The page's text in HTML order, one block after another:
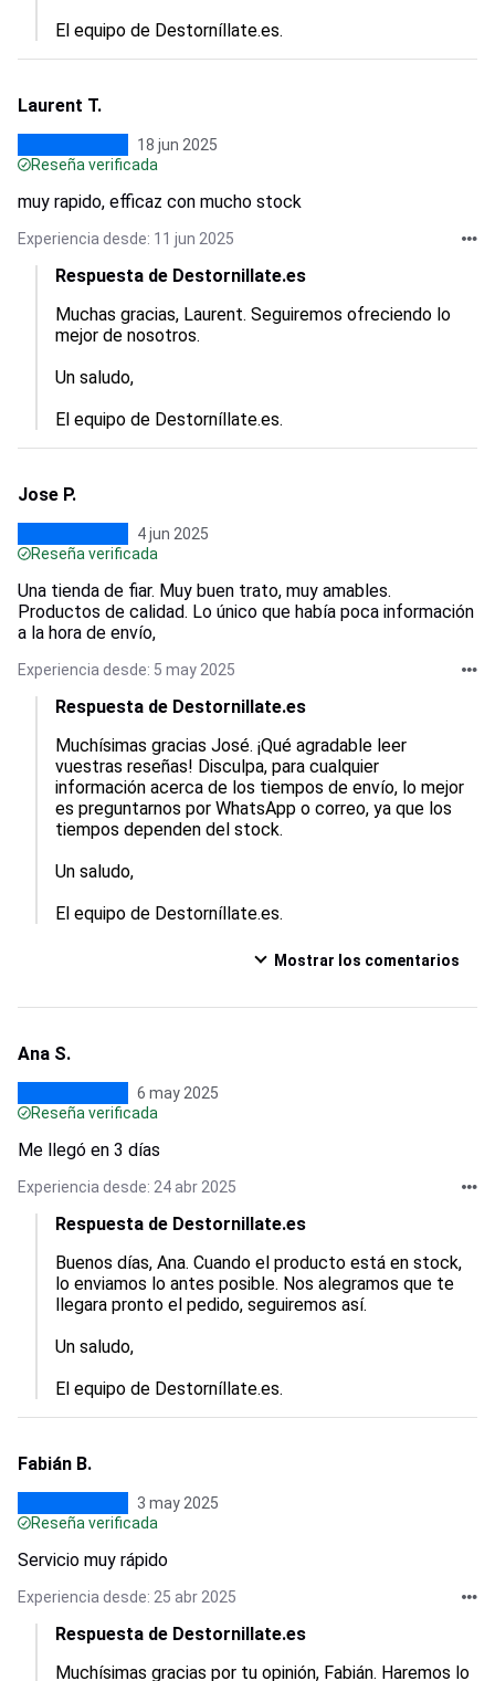
El equipo de Destorníllate.es.
Laurent T.
18 jun 2025
Reseña verificada
muy rapido, efficaz con mucho stock
Experiencia desde: 11 jun 2025
Respuesta de Destornillate.es
Muchas gracias, Laurent. Seguiremos ofreciendo lo
mejor de nosotros.
Un saludo,
El equipo de Destorníllate.es.
Jose P.
4 jun 2025
Reseña verificada
Una tienda de fiar. Muy buen trato, muy amables.
Productos de calidad. Lo único que había poca información
a la hora de envío,
Experiencia desde: 5 may 2025
Respuesta de Destornillate.es
Muchísimas gracias José. ¡Qué agradable leer
vuestras reseñas! Disculpa, para cualquier
información acerca de los tiempos de envío, lo mejor
es preguntarnos por WhatsApp o correo, ya que los
tiempos dependen del stock.
Un saludo,
El equipo de Destorníllate.es.
Mostrar los comentarios
Ana S.
6 may 2025
Reseña verificada
Me llegó en 3 días
Experiencia desde: 24 abr 2025
Respuesta de Destornillate.es
Buenos días, Ana. Cuando el producto está en stock,
lo enviamos lo antes posible. Nos alegramos que te
llegara pronto el pedido, seguiremos así.
Un saludo,
El equipo de Destorníllate.es.
Fabián B.
3 may 2025
Reseña verificada
Servicio muy rápido
Experiencia desde: 25 abr 2025
Respuesta de Destornillate.es
Muchísimas gracias por tu opinión, Fabián. Haremos lo